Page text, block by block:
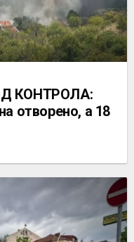
КОНТРОЛА:
отворено, a 18